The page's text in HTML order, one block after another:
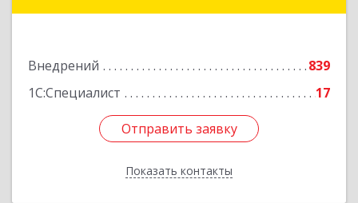
Внедрений
839
1С:Специалист
17
Отправить заявку
Показать контакты
Отправить заявку
Назад